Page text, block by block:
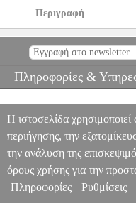
Περιγραφή
RICORDI RICORDI
Πληροφορίες &
Η ιστοσελίδα χρησιμοποιεί
περιήγησης, την
την ανάλυση της
όρους χρήσης για την
Πληροφορίες
Ρυθμίσεις